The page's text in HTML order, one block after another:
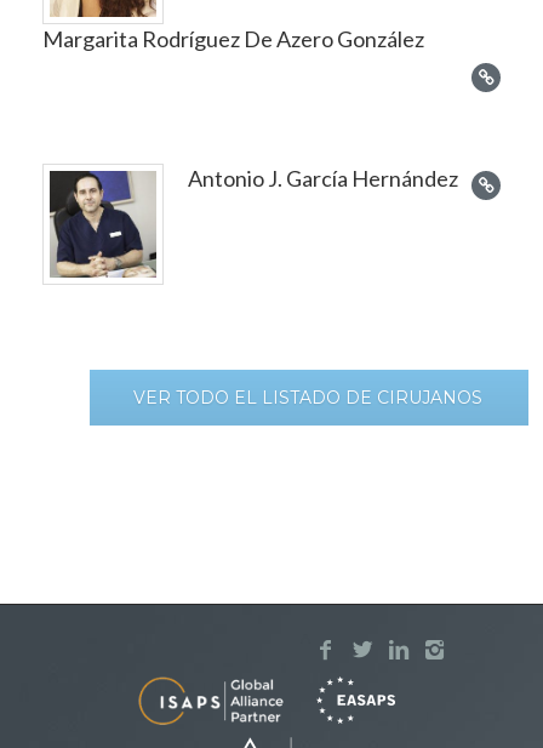
Margarita Rodríguez De Azero González
Antonio J. García Hernández
VER TODO EL LISTADO DE CIRUJANOS